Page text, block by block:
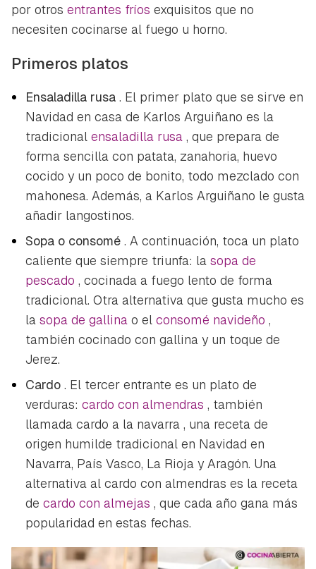
Guardar como favorito
Para poder guardar como favorito, primero has de
INICIAR SESIÓN CANCELAR
por otros entrantes fríos exquisitos que no
necesiten cocinarse al fuego u horno.
Primeros platos
Ensaladilla rusa . El primer plato que se sirve en
Navidad en casa de Karlos Arguiñano es la
tradicional ensaladilla rusa , que prepara de
forma sencilla con patata, zanahoria, huevo
cocido y un poco de bonito, todo mezclado con
mahonesa. Además, a Karlos Arguiñano le gusta
añadir langostinos.
Sopa o consomé . A continuación, toca un plato
caliente que siempre triunfa: la sopa de
pescado , cocinada a fuego lento de forma
tradicional. Otra alternativa que gusta mucho es
la sopa de gallina o el consomé navideño ,
también cocinado con gallina y un toque de
Jerez.
Cardo . El tercer entrante es un plato de
verduras: cardo con almendras , también
llamada cardo a la navarra , una receta de
origen humilde tradicional en Navidad en
Navarra, País Vasco, La Rioja y Aragón. Una
alternativa al cardo con almendras es la receta
de cardo con almejas , que cada año gana más
popularidad en estas fechas.
Contenido enviado
Gracias por suscribirte a nuestro boletín.
ACEPTAR